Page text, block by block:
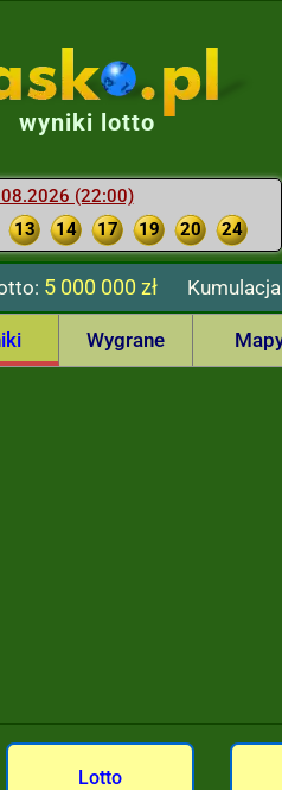
wyniki lotto
(22:00)
13 14 17 19 20 24
5 000 000 zł Kumulacja
Wygrane
Lotto